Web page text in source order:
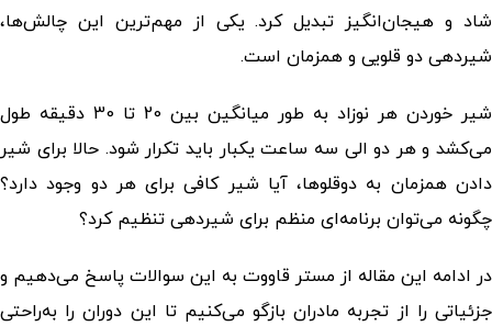
شاد و هیجان‌انگیز تبدیل کرد. یکی از مهم‌ترین این چالش‌ها،
شیردهی دو قلویی و همزمان است.
شیر خوردن هر نوزاد به طور میانگین بین 20 تا 30 دقیقه طول
می‌کشد و هر دو الی سه ساعت یکبار باید تکرار شود. حالا برای شیر
دادن همزمان به دوقلوها، آیا شیر کافی برای هر دو وجود دارد؟
چگونه می‌توان برنامه‌ای منظم برای شیردهی تنظیم کرد؟
در ادامه این مقاله از مستر قاووت به این سوالات پاسخ می‌دهیم و
جزئیاتی را از تجربه مادران بازگو می‌کنیم تا این دوران را به‌راحتی